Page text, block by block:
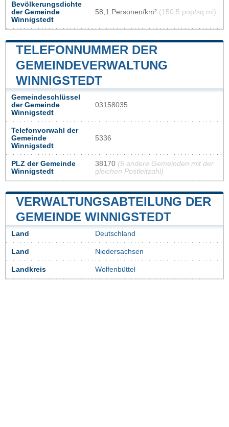
Bevölkerungsdichte
der Gemeinde
Winnigstedt
58,1 Personen/km² (150,5 pop/sq mi)
TELEFONNUMMER DER
GEMEINDEVERWALTUNG
WINNIGSTEDT
Gemeindeschlüssel
der Gemeinde
Winnigstedt
03158035
Telefonvorwahl der
Gemeinde
Winnigstedt
5336
PLZ der Gemeinde
Winnigstedt
38170 (5 andere Gemeinden mit der
gleichen Postleitzahl)
VERWALTUNGSABTEILUNG DER
GEMEINDE WINNIGSTEDT
Land Deutschland
Land Niedersachsen
Landkreis Wolfenbüttel